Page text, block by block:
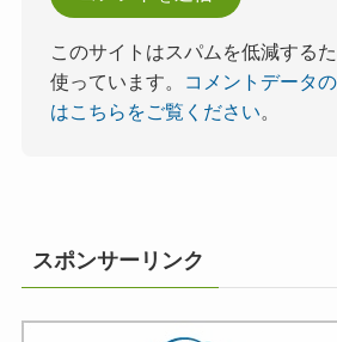
このサイトはスパムを低減する
使っています。
コメントデータ
はこちらをご覧ください。
スポンサーリンク